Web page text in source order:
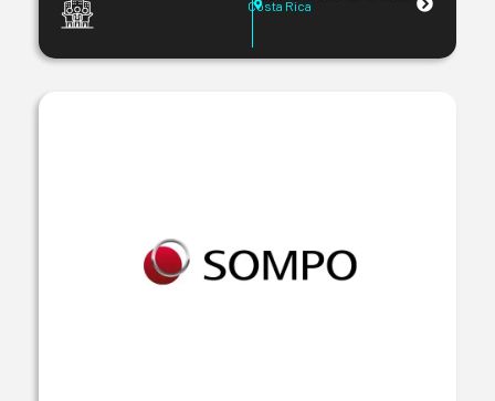
Costa Rica